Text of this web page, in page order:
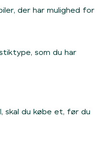
der har mulighed for
som du har
skal du købe et, før du